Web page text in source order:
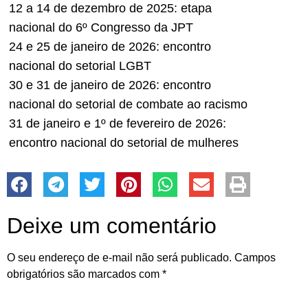
12 a 14 de dezembro de 2025: etapa
nacional do 6º Congresso da JPT
24 e 25 de janeiro de 2026: encontro
nacional do setorial LGBT
30 e 31 de janeiro de 2026: encontro
nacional do setorial de combate ao racismo
31 de janeiro e 1º de fevereiro de 2026:
encontro nacional do setorial de mulheres
Deixe um comentário
O seu endereço de e-mail não será publicado. Campos
obrigatórios são marcados com *